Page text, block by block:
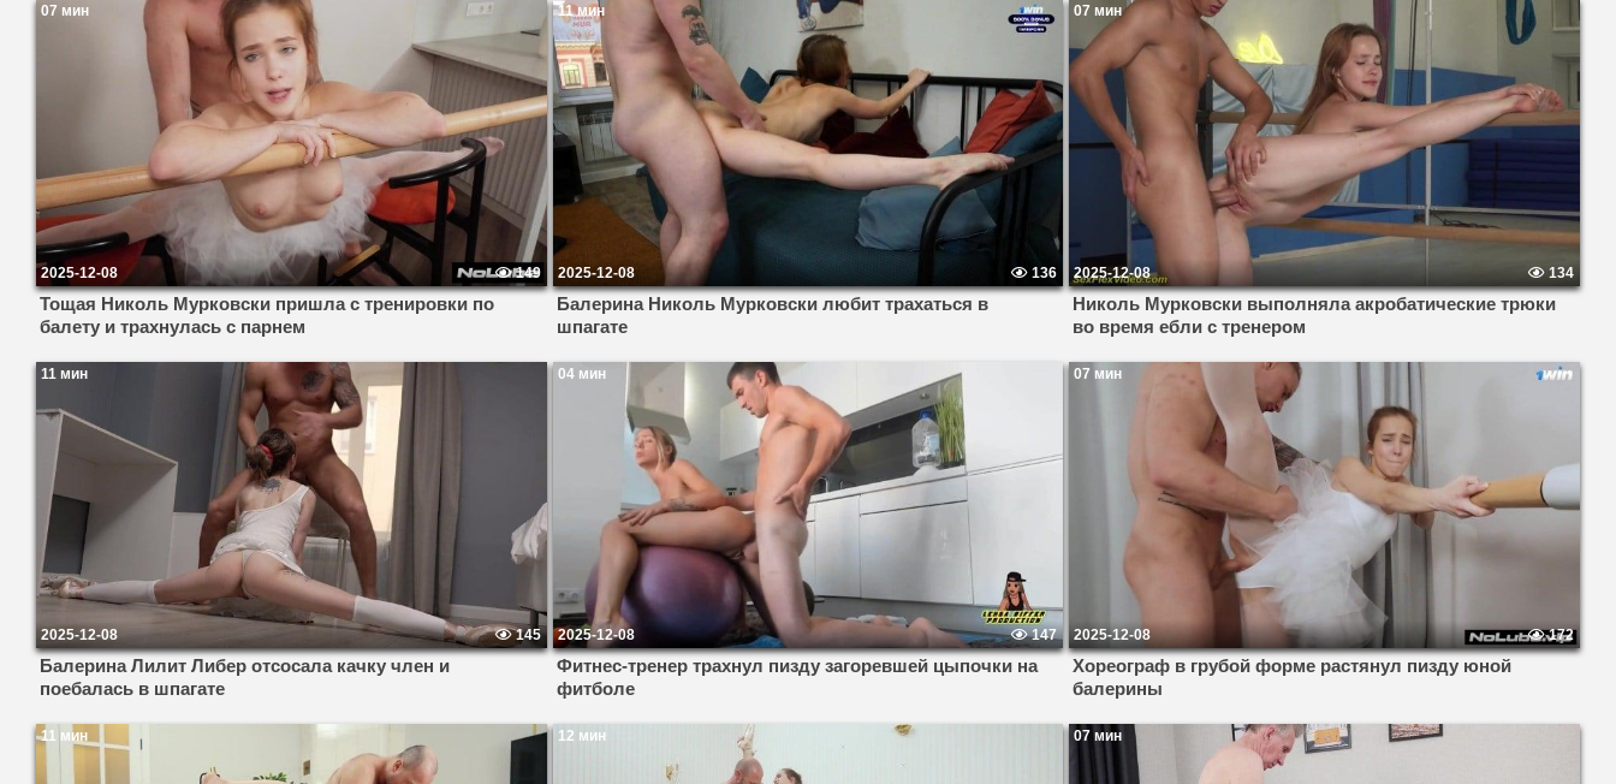
07 мин
2025-12-08 149
Тощая Николь Мурковски пришла с тренировки по
балету и трахнулась с парнем
11 мин
2025-12-08 136
Балерина Николь Мурковски любит трахаться в
шпагате
07 мин
2025-12-08 134
Николь Мурковски выполняла акробатические трюки
во время ебли с тренером
11 мин
2025-12-08 145
Балерина Лилит Либер отсосала качку член и
поебалась в шпагате
04 мин
2025-12-08 147
Фитнес-тренер трахнул пизду загоревшей цыпочки на
фитболе
07 мин
2025-12-08 172
Хореограф в грубой форме растянул пизду юной
балерины
11 мин 12 мин 07 мин